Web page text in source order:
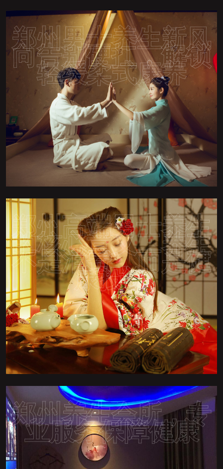
郑州男士养生新风
向告别硬扛，解锁
轻缓柔式康养
郑州高端男士养生
的核心意义：养生
不是消费，而是健
康投资
郑州养生会所，专
业服务保障健康